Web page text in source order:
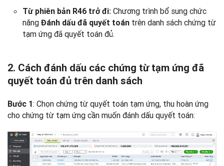
Từ phiên bản R46 trở đi: Chương trình bổ sung chức
năng Đánh dấu đã quyết toán trên danh sách chứng từ
tạm ứng đã quyết toán đủ.
2. Cách đánh dấu các chứng từ tạm ứng đã
quyết toán đủ trên danh sách
Bước 1: Chọn chứng từ quyết toán tạm ứng, thu hoàn ứng
cho chứng từ tạm ứng cần muốn đánh dấu quyết toán: